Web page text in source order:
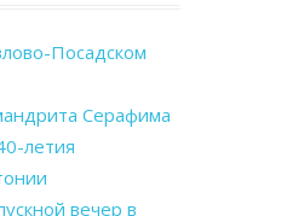
Посадском
Серафима
летия
вечер в